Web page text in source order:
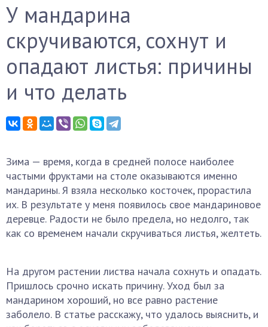
У мандарина
скручиваются, сохнут и
опадают листья: причины
и что делать
Зима — время, когда в средней полосе наиболее
частыми фруктами на столе оказываются именно
мандарины. Я взяла несколько косточек, прорастила
их. В результате у меня появилось свое мандариновое
деревце. Радости не было предела, но недолго, так
как со временем начали скручиваться листья, желтеть.
На другом растении листва начала сохнуть и опадать.
Пришлось срочно искать причину. Уход был за
мандарином хороший, но все равно растение
заболело. В статье расскажу, что удалось выяснить, и